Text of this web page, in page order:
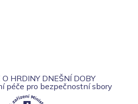
O HRDINY DNEŠNÍ DOBY
péče pro bezpečnostní sbory